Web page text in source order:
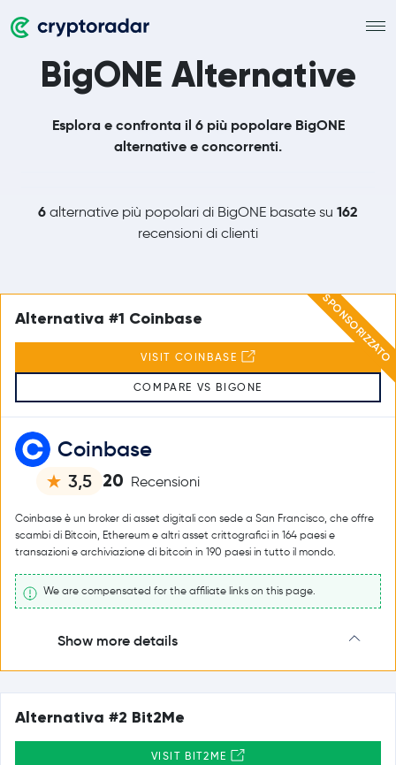
BigONE Alternative
Esplora e confronta il 6 più popolare BigONE
alternative e concorrenti.
6 alternative più popolari di BigONE basate su 162
recensioni di clienti
SPONSORIZZATO
Coinbase
3,5 20 Recensioni
Coinbase è un broker di asset digitali con sede a San Francisco, che offre
scambi di Bitcoin, Ethereum e altri asset crittografici in 164 paesi e
transazioni e archiviazione di bitcoin in 190 paesi in tutto il mondo.
We are compensated for the affiliate links on this page.
Show more details
Alternativa #1 Coinbase
VISIT COINBASE
COMPARE VS BIGONE
Alternativa #2 Bit2Me
VISIT BIT2ME